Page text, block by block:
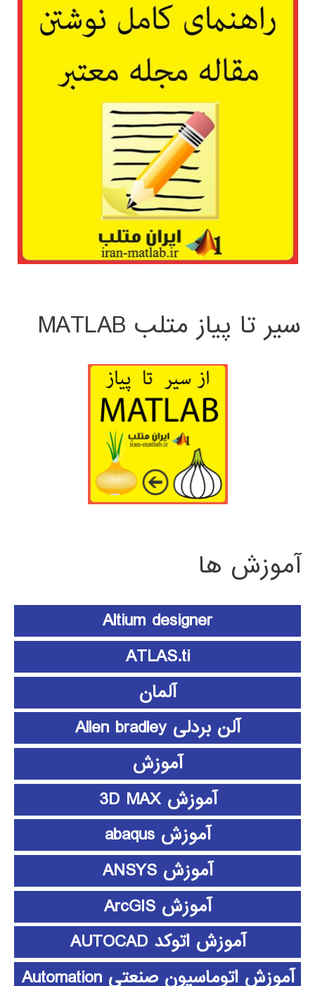
سیر تا پیاز متلب MATLAB
آموزش ها
Altium designer
ATLAS.ti
آلمان
آلن بردلی Allen bradley
آموزش
آموزش 3D MAX
آموزش abaqus
آموزش ANSYS
آموزش ArcGIS
آموزش اتوکد AUTOCAD
آموزش اتوماسیون صنعتی Automation